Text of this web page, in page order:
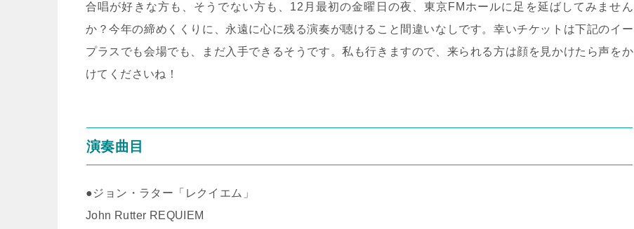
合唱が好きな方も、そうでない方も、 12 月最初の金曜日の夜、東京FM ホールに足を延ばしてみません
か？今年の締めくくりに、永遠に心に残る演奏が聴けること間違いなしです。幸いチケットは下記のイー
プラスでも会場でも、まだ入手できるそうです。私も行きますので、来られる方は顔を見かけたら声をか
けてくださいね！
演奏曲目
●ジョン・ラター「レクイエム」
John Rutter REQUIEM